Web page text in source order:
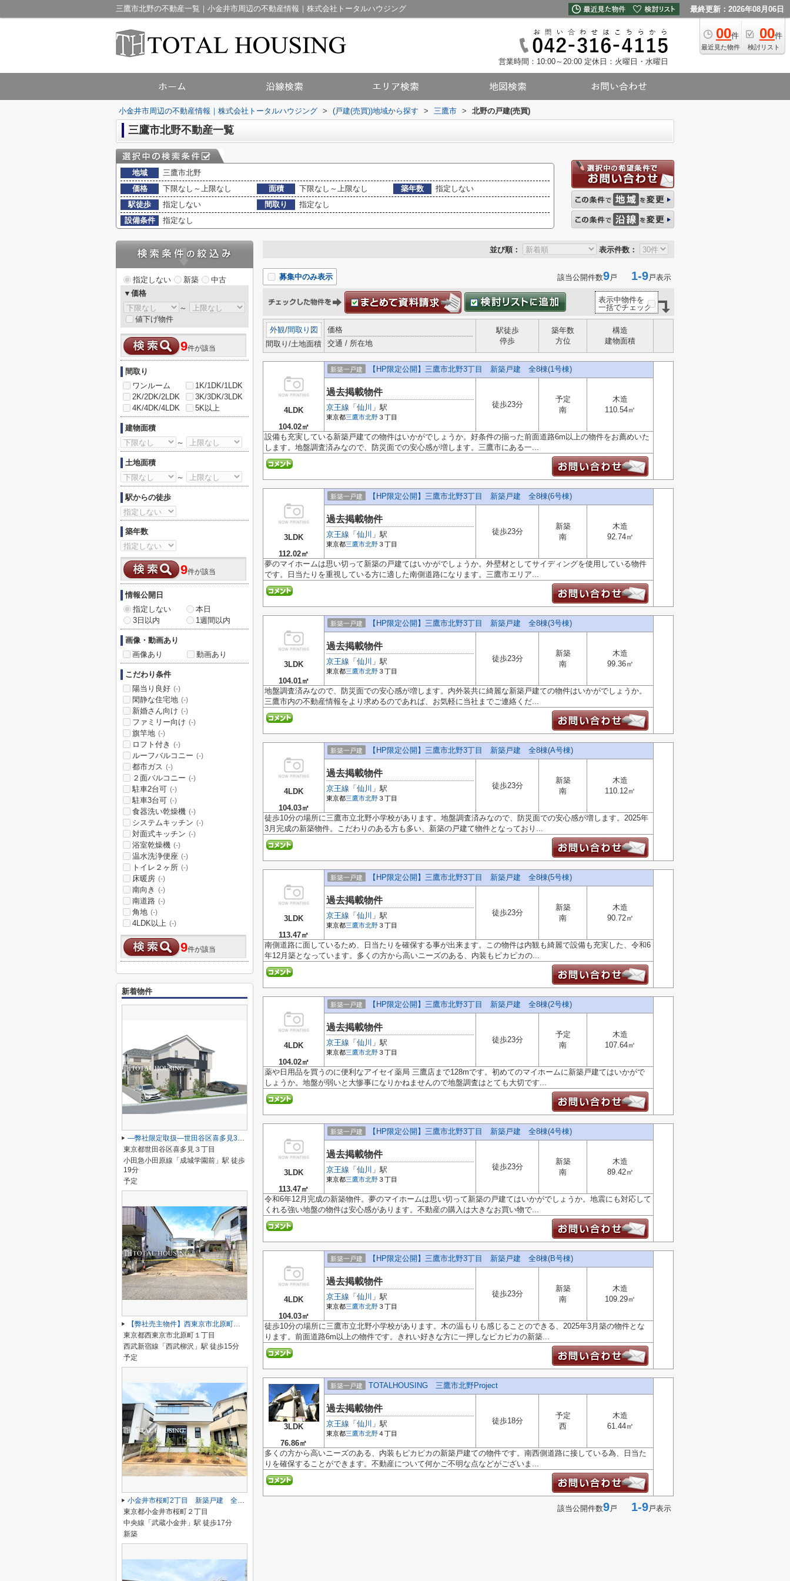
三鷹市北野の不動産一覧｜小金井市周辺の不動産情報｜株式会社トータルハウジング 最終更新：2026年08月06日
00件
最近見た物件
00件
検討リスト
営業時間：10:00～20:00 定休日：火曜日・水曜日
小金井市周辺の不動産情報｜株式会社トータルハウジング > (戸建(売買))地域から探す > 三鷹市 > 北野の戸建(売買)
三鷹市北野不動産一覧
地域
三鷹市北野
価格
下限なし～上限なし 面積 下限なし～上限なし 築年数
指定しない
駅徒歩
指定しない 間取り
指定なし
設備条件
指定なし
並び順： 表示件数：
募集中のみ表示 該当公開件数9戸 1-9戸表示
表示中物件を
一括でチェック
外観/間取り図
間取り/土地面積
価格
交通 / 所在地
駅徒歩
停歩
築年数
方位
構造
建物面積
4LDK
104.02㎡
新築一戸建 【HP限定公開】三鷹市北野3丁目 新築戸建 全8棟(1号棟)
過去掲載物件
京王線 「 仙川 」駅
東京都三鷹市北野３丁目
徒歩23分
予定
南
木造
110.54㎡
設備も充実している新築戸建ての物件はいかがでしょうか。好条件の揃った前面道路6m以上の物件をお薦めいた
します。地盤調査済みなので、防災面での安心感が増します。三鷹市にある一...
3LDK
112.02㎡
新築一戸建 【HP限定公開】三鷹市北野3丁目 新築戸建 全8棟(6号棟)
過去掲載物件
京王線 「 仙川 」駅
東京都三鷹市北野３丁目
徒歩23分
新築
南
木造
92.74㎡
夢のマイホームは思い切って新築の戸建てはいかがでしょうか。外壁材としてサイディングを使用している物件
です。日当たりを重視している方に適した南側道路になります。三鷹市エリア...
3LDK
104.01㎡
新築一戸建 【HP限定公開】三鷹市北野3丁目 新築戸建 全8棟(3号棟)
過去掲載物件
京王線 「 仙川 」駅
東京都三鷹市北野３丁目
徒歩23分
新築
南
木造
99.36㎡
地盤調査済みなので、防災面での安心感が増します。内外装共に綺麗な新築戸建ての物件はいかがでしょうか。
三鷹市内の不動産情報をより求めるのであれば、お気軽に当社までご連絡くだ...
4LDK
104.03㎡
新築一戸建 【HP限定公開】三鷹市北野3丁目 新築戸建 全8棟(A号棟)
過去掲載物件
京王線 「 仙川 」駅
東京都三鷹市北野３丁目
徒歩23分
新築
南
木造
110.12㎡
徒歩10分の場所に三鷹市立北野小学校があります。地盤調査済みなので、防災面での安心感が増します。2025年
3月完成の新築物件。こだわりのある方も多い、新築の戸建て物件となっており...
3LDK
113.47㎡
新築一戸建 【HP限定公開】三鷹市北野3丁目 新築戸建 全8棟(5号棟)
過去掲載物件
京王線 「 仙川 」駅
東京都三鷹市北野３丁目
徒歩23分
新築
南
木造
90.72㎡
南側道路に面しているため、日当たりを確保する事が出来ます。この物件は内観も綺麗で設備も充実した、令和6
年12月築となっています。多くの方から高いニーズのある、内装もピカピカの...
4LDK
104.02㎡
新築一戸建 【HP限定公開】三鷹市北野3丁目 新築戸建 全8棟(2号棟)
過去掲載物件
京王線 「 仙川 」駅
東京都三鷹市北野３丁目
徒歩23分
予定
南
木造
107.64㎡
薬や日用品を買うのに便利なアイセイ薬局 三鷹店まで128mです。初めてのマイホームに新築戸建てはいかがで
しょうか。地盤が弱いと大惨事になりかねませんので地盤調査はとても大切です...
3LDK
113.47㎡
新築一戸建 【HP限定公開】三鷹市北野3丁目 新築戸建 全8棟(4号棟)
過去掲載物件
京王線 「 仙川 」駅
東京都三鷹市北野３丁目
徒歩23分
新築
南
木造
89.42㎡
令和6年12月完成の新築物件。夢のマイホームは思い切って新築の戸建てはいかがでしょうか。地震にも対応して
くれる強い地盤の物件は安心感があります。不動産の購入は大きなお買い物で...
4LDK
104.03㎡
新築一戸建 【HP限定公開】三鷹市北野3丁目 新築戸建 全8棟(B号棟)
過去掲載物件
京王線 「 仙川 」駅
東京都三鷹市北野３丁目
徒歩23分
新築
南
木造
109.29㎡
徒歩10分の場所に三鷹市立北野小学校があります。木の温もりも感じることのできる、2025年3月築の物件とな
ります。前面道路6m以上の物件です。きれい好きな方に一押しなピカピカの新築...
3LDK
76.86㎡
新築一戸建 TOTALHOUSING 三鷹市北野Project
過去掲載物件
京王線 「 仙川 」駅
東京都三鷹市北野４丁目
徒歩18分
予定
西
木造
61.44㎡
多くの方から高いニーズのある、内装もピカピカの新築戸建ての物件です。南西側道路に接している為、日当た
りを確保することができます。不動産について何かご不明な点などがございま...
該当公開件数9戸 1-9戸表示
指定しない 新築
中古
▼価格
～
値下げ物件
9件が該当
間取り
ワンルーム
1K/1DK/1LDK
2K/2DK/2LDK
3K/3DK/3LDK
4K/4DK/4LDK
5K以上
建物面積
～
土地面積
～
駅からの徒歩
築年数
9件が該当
情報公開日
指定しない
本日
3日以内
1週間以内
画像・動画あり
画像あり
動画あり
こだわり条件
陽当り良好 (-)
閑静な住宅地 (-)
新婚さん向け (-)
ファミリー向け (-)
旗竿地 (-)
ロフト付き (-)
ルーフバルコニー (-)
都市ガス (-)
２面バルコニー (-)
駐車2台可 (-)
駐車3台可 (-)
食器洗い乾燥機 (-)
システムキッチン (-)
対面式キッチン (-)
浴室乾燥機 (-)
温水洗浄便座 (-)
トイレ２ヶ所 (-)
床暖房 (-)
南向き (-)
南道路 (-)
角地 (-)
4LDK以上 (-)
9件が該当
新着物件
―弊社限定取扱―世田谷区喜多見3丁目 新築戸建 全2棟
東京都世田谷区喜多見３丁目
小田急小田原線「成城学園前」駅 徒歩
19分
予定
【弊社売主物件】西東京市北原町１丁目 新築戸建 全1棟
東京都西東京市北原町１丁目
西武新宿線「西武柳沢」駅 徒歩15分
予定
小金井市桜町2丁目 新築戸建 全1棟
東京都小金井市桜町２丁目
中央線「武蔵小金井」駅 徒歩17分
新築